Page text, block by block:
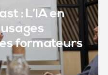
: L’IA en
formateurs